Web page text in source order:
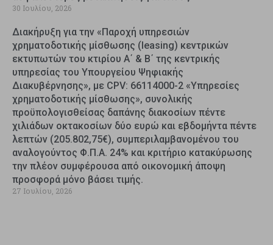
30 Ιουλίου, 2026
Διακήρυξη για την «Παροχή υπηρεσιών
χρηματοδοτικής μίσθωσης (leasing) κεντρικών
εκτυπωτών του κτιρίου Α΄ & Β΄ της κεντρικής
υπηρεσίας του Υπουργείου Ψηφιακής
Διακυβέρνησης», με CPV: 66114000-2 «Υπηρεσίες
χρηματοδοτικής μίσθωσης», συνολικής
προϋπολογισθείσας δαπάνης διακοσίων πέντε
χιλιάδων οκτακοσίων δύο ευρώ και εβδομήντα πέντε
λεπτών (205.802,75€), συμπεριλαμβανομένου του
αναλογούντος Φ.Π.Α. 24% και κριτήριο κατακύρωσης
την πλέον συμφέρουσα από οικονομική άποψη
προσφορά μόνο βάσει τιμής.
27 Ιουλίου, 2026